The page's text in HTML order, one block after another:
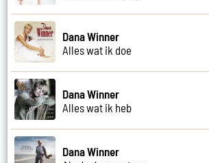
Dana Winner
Alles wat ik doe
Dana Winner
Alles wat ik heb
Dana Winner